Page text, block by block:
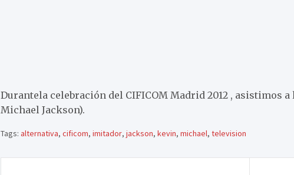
Durantela celebración del CIFICOM Madrid 2012 , asistimos
Michael Jackson).
Tags: alternativa,cificom,imitador,jackson,kevin,michael,television